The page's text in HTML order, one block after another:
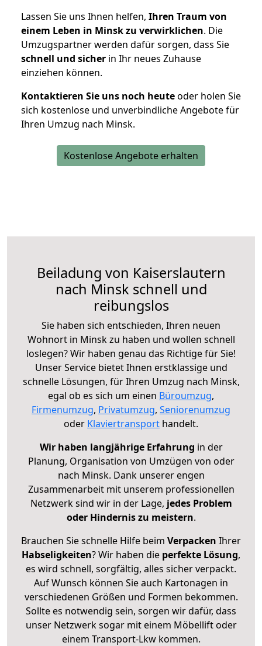
Lassen Sie uns Ihnen helfen, Ihren Traum von
einem Leben in Minsk zu verwirklichen. Die
Umzugspartner werden dafür sorgen, dass Sie
schnell und sicher in Ihr neues Zuhause
einziehen können.
Kontaktieren Sie uns noch heuteoder holen Sie
sich kostenlose und unverbindliche Angebote für
Ihren Umzug nach Minsk.
Kostenlose Angebote erhalten
Beiladung von Kaiserslautern
nach Minsk schnell und
reibungslos
Sie haben sich entschieden, Ihren neuen
Wohnort in Minsk zu haben und wollen schnell
loslegen? Wir haben genau das Richtige für Sie!
Unser Service bietet Ihnen erstklassige und
schnelle Lösungen, für Ihren Umzug nach Minsk,
egal ob es sich um einen Büroumzug,
Firmenumzug, Privatumzug, Seniorenumzug
oder Klaviertransport handelt.
Wir haben langjährige Erfahrung in der
Planung, Organisation von Umzügen von oder
nach Minsk. Dank unserer engen
Zusammenarbeit mit unserem professionellen
Netzwerk sind wir in der Lage, jedes Problem
oder Hindernis zu meistern.
Brauchen Sie schnelle Hilfe beim Verpacken Ihrer
Habseligkeiten? Wir haben die perfekte Lösung,
es wird schnell, sorgfältig, alles sicher verpackt.
Auf Wunsch können Sie auch Kartonagen in
verschiedenen Größen und Formen bekommen.
Sollte es notwendig sein, sorgen wir dafür, dass
unser Netzwerk sogar mit einem Möbellift oder
einem Transport-Lkw kommen.